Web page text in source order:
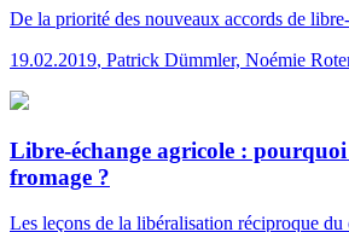
De la priorité des nouveaux accords de
19.02.2019, Patrick Dümmler, Noémie
Libre-échange agricole :
fromage ?
Les leçons de la libéralisation réciproque du